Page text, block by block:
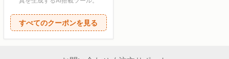
すべてのクーポンを見る